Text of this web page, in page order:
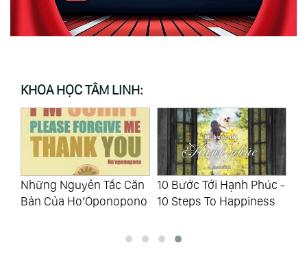
KHOA HỌC TÂM LINH:
10 Bước Tới Hạnh Phúc -
10 Steps To Happiness
Journey Of Souls: Hành
Trình Của Linh Hồn